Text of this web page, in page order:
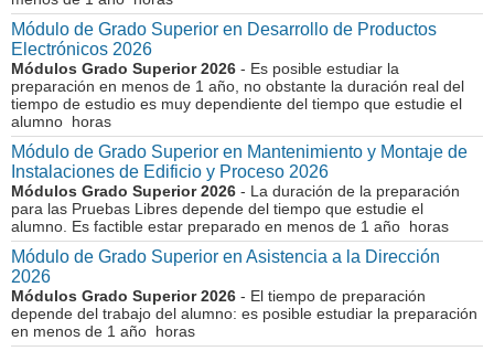
Módulo de Grado Superior en Desarrollo de Productos
Electrónicos 2026
Módulos Grado Superior 2026 - Es posible estudiar la
preparación en menos de 1 año, no obstante la duración real del
tiempo de estudio es muy dependiente del tiempo que estudie el
alumno horas
Módulo de Grado Superior en Mantenimiento y Montaje de
Instalaciones de Edificio y Proceso 2026
Módulos Grado Superior 2026 - La duración de la preparación
para las Pruebas Libres depende del tiempo que estudie el
alumno. Es factible estar preparado en menos de 1 año horas
Módulo de Grado Superior en Asistencia a la Dirección
2026
Módulos Grado Superior 2026 - El tiempo de preparación
depende del trabajo del alumno: es posible estudiar la preparación
en menos de 1 año horas